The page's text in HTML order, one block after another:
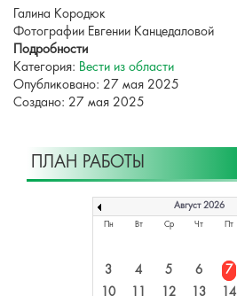
Галина Кородюк
Фотографии Евгении Канцедаловой
Подробности
Категория: Вести из области
Опубликовано: 27 мая 2025
Создано: 27 мая 2025
ПЛАН РАБОТЫ
Август 2026
Пн Вт Ср Чт Пт
3
4 5 6 7
10
12 13 14